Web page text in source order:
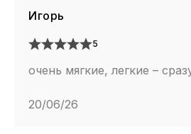
Игорь
5
очень мягкие, легкие –
20/06/26